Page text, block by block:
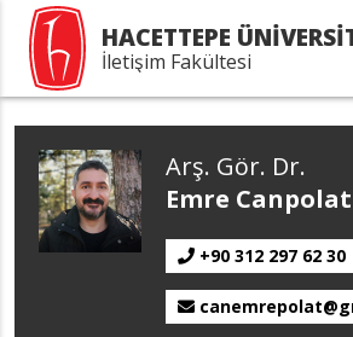
HACETTEPE
İletişim Fakültesi
Arş. Gör. Dr.
Emre Canpolat
+90 312 297 62 30